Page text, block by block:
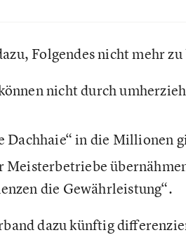
Folgendes nicht mehr
nicht durch
Dachhaie“ in die Millionen
Meisterbetriebe
die Gewährleistung“.
dazu künftig